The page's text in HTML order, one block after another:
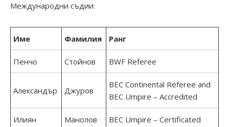
Международни съдии:
Име Фамилия Ранг
Пенчо Стойнов BWF Referee
Александър Джуров
BEC Continental Referee and
BEC Umpire – Accredited
Илиян Манолов BEC Umpire – Certificated